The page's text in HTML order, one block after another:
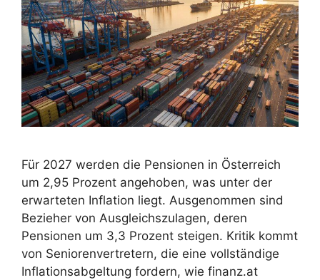
Für 2027 werden die Pensionen in Österreich
um 2,95 Prozent angehoben, was unter der
erwarteten Inflation liegt. Ausgenommen sind
Bezieher von Ausgleichszulagen, deren
Pensionen um 3,3 Prozent steigen. Kritik kommt
von Seniorenvertretern, die eine vollständige
Inflationsabgeltung fordern, wie finanz.at